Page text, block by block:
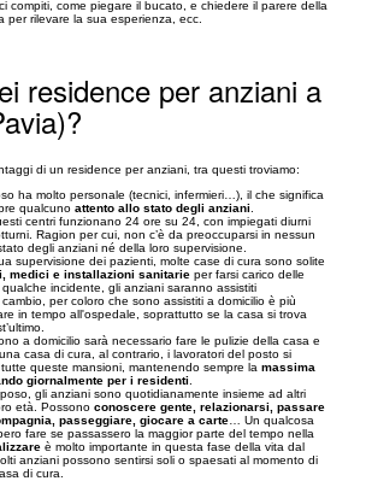
compiti, come piegare il bucato, e chiedere il parere della
per rilevare la sua esperienza, ecc.
residence per anziani a
di un residence per anziani, tra questi troviamo:
ha molto personale (tecnici, infermieri…), il che significa
qualcuno attento allo stato degli anziani
centri funzionano 24 ore su 24, con impiegati diurni
Ragion per cui, non c’è da preoccuparsi in nessun
degli anziani né della loro supervisione.
supervisione dei pazienti, molte case di cura sono solite
medici e installazioni sanitarie per farsi carico delle
qualche incidente, gli anziani saranno assistiti
per coloro che sono assistiti a domicilio è più
in tempo all'ospedale, soprattutto se la casa si trova
a domicilio sarà necessario fare le pulizie della casa e
casa di cura, al contrario, i lavoratori del posto si
queste mansioni, mantenendo sempre la massima
giornalmente per i residenti
gli anziani sono quotidianamente insieme ad altri
età. Possono conoscere gente, relazionarsi, passare
passeggiare, giocare a carte … Un qualcosa
fare se passassero la maggior parte del tempo nella
è molto importante in questa fase della vita dal
anziani possono sentirsi soli o spaesati al momento di
di cura.